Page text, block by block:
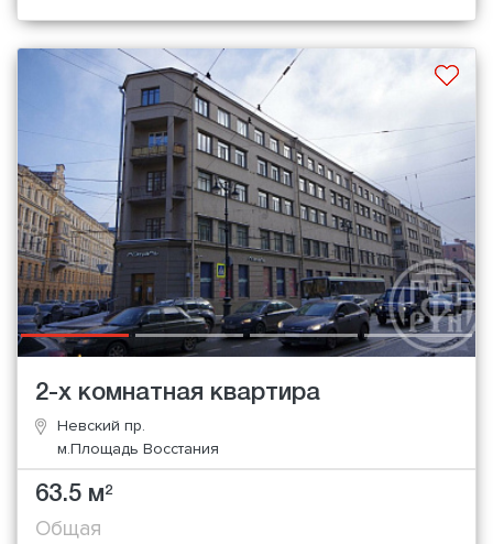
2-х комнатная квартира
Невский пр.
м.Площадь Восстания
63.5 м2
Общая